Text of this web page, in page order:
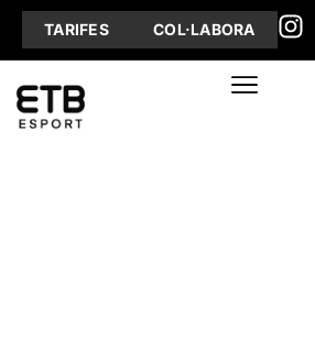
TARIFES COL·LABORA